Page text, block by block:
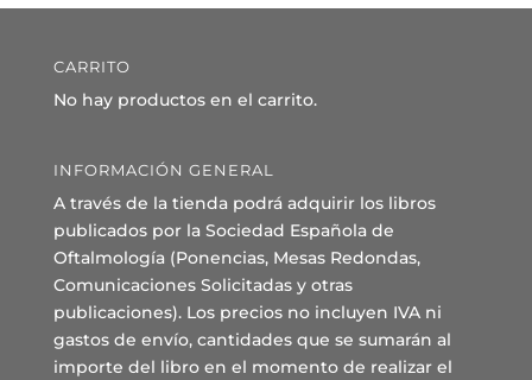
CARRITO
No hay productos en el carrito.
INFORMACIÓN GENERAL
A través de la tienda podrá adquirir los libros
publicados por la Sociedad Española de
Oftalmología (Ponencias, Mesas Redondas,
Comunicaciones Solicitadas y otras
publicaciones). Los precios no incluyen IVA ni
gastos de envío, cantidades que se sumarán al
importe del libro en el momento de realizar el